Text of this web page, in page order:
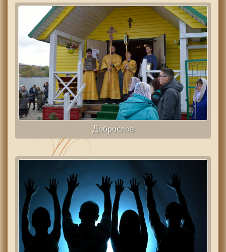
Доброслов